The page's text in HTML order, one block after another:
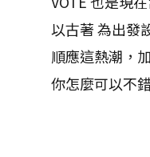
以古著 為出發
順應這熱潮，
你怎麼可以不